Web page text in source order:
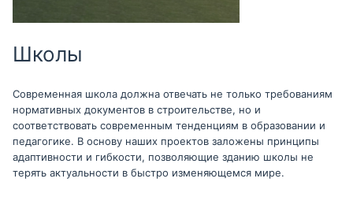
Школы
Современная школа должна отвечать не только требованиям
нормативных документов в строительстве, но и
соответствовать современным тенденциям в образовании и
педагогике. В основу наших проектов заложены принципы
адаптивности и гибкости, позволяющие зданию школы не
терять актуальности в быстро изменяющемся мире.